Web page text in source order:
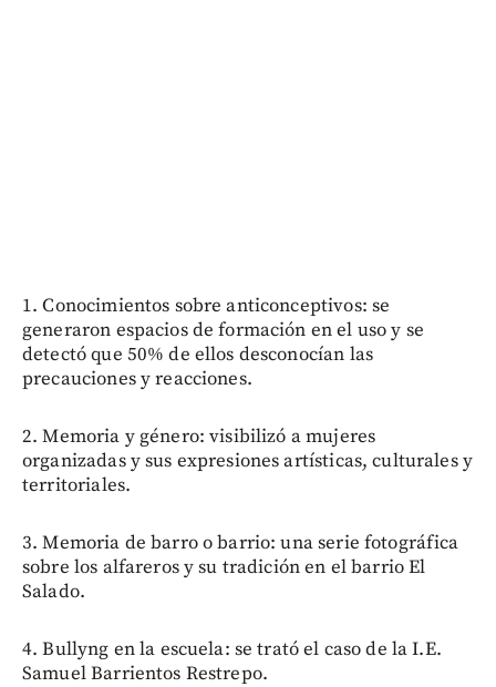
1. Conocimientos sobre anticonceptivos: se
generaron espacios de formación en el uso y se
detectó que 50% de ellos desconocían las
precauciones y reacciones.
2. Memoria y género: visibilizó a mujeres
organizadas y sus expresiones artísticas, culturales y
territoriales.
3. Memoria de barro o barrio: una serie fotográfica
sobre los alfareros y su tradición en el barrio El
Salado.
4. Bullyng en la escuela: se trató el caso de la I.E.
Samuel Barrientos Restrepo.